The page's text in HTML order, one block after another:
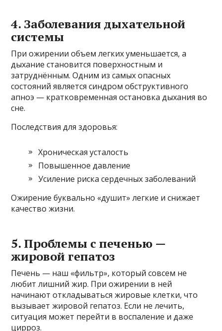
4. Заболевания дыхательной
системы
При ожирении объем легких уменьшается, а
дыхание становится поверхностным и
затруднённым. Одним из самых опасных
состояний является синдром обструктивного
апноэ — кратковременная остановка дыхания во
сне.
Последствия для здоровья:
Хроническая усталость
Повышенное давление
Усиление риска сердечных заболеваний
Ожирение буквально «душит» легкие и снижает
качество жизни.
5. Проблемы с печенью —
жировой гепатоз
Печень — наш «фильтр», который совсем не
любит лишний жир. При ожирении в ней
начинают откладываться жировые клетки, что
вызывает жировой гепатоз. Если не лечить,
ситуация может перейти в воспаление и даже
цирроз.